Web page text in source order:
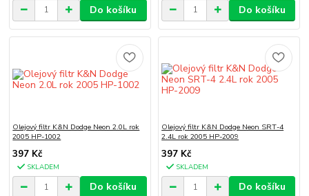
Do košíku Do košíku
Olejový filtr K&N Dodge Neon 2.0L rok
2005 HP-1002
397 Kč
SKLADEM
Do košíku
Olejový filtr K&N Dodge Neon SRT-4
2.4L rok 2005 HP-2009
397 Kč
SKLADEM
Do košíku